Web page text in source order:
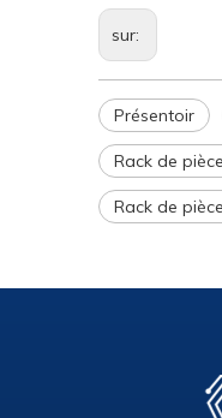
sur:
Présentoir
Rack de
Rack de